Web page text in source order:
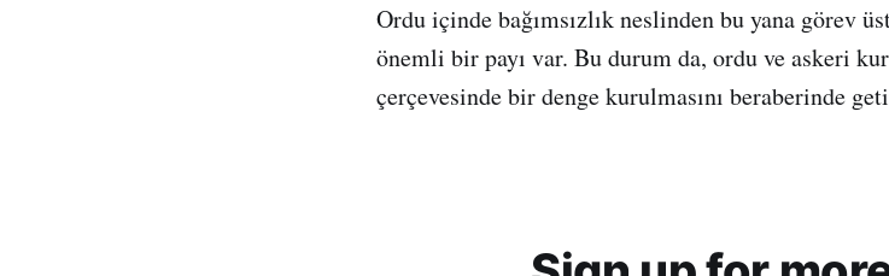
Ordu içinde bağımsızlık neslinden bu yana görev
önemli bir payı var. Bu durum da, ordu ve askeri
çerçevesinde bir denge kurulmasını beraberinde